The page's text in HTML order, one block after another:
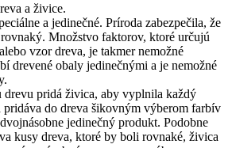
a živice.
a jedinečné. Príroda zabezpečila, že
Množstvo faktorov, ktoré určujú
vzor dreva, je takmer nemožné
drevené obaly jedinečnými a je nemožné
drevu pridá živica, aby vyplnila každý
pridáva do dreva šikovným výberom farbív
jedinečný produkt. Podobne
kusy dreva, ktoré by boli rovnaké, živica